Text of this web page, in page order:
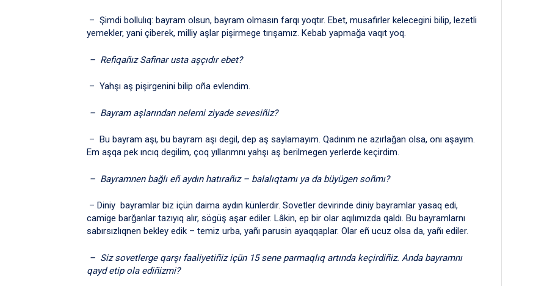
– Şimdi bollulıq: bayram olsun, bayram olmasın farqı yoqtır. Ebet, musafirler kelecegini bilip, lezetli
yemekler, yani çiberek, milliy aşlar pişirmege tırışamız. Kebab yapmağa vaqıt yoq.
– Refiqañız Safinar usta aşçıdır ebet?
– Yahşı aş pişirgenini bilip oña evlendim.
– Bayram aşlarından nelerni ziyade sevesiñiz?
– Bu bayram aşı, bu bayram aşı degil, dep aş saylamayım. Qadınım ne azırlağan olsa, onı aşayım.
Em aşqa pek ıncıq degilim, çoq yıllarımnı yahşı aş berilmegen yerlerde keçirdim.
– Bayramnen bağlı eñ aydın hatırañız – balalıqtamı ya da büyügen soñmı?
– Diniy bayramlar biz içün daima aydın künlerdir. Sovetler devirinde diniy bayramlar yasaq edi,
camige barğanlar tazıyıq alır, sögüş aşar ediler. Lâkin, ep bir olar aqılımızda qaldı. Bu bayramlarnı
sabırsızlıqnen bekley edik – temiz urba, yañı parusin ayaqqaplar. Olar eñ ucuz olsa da, yañı ediler.
– Siz sovetlerge qarşı faaliyetiñiz içün 15 sene parmaqlıq artında keçirdiñiz. Anda bayramnı
qayd etip ola ediñizmi?